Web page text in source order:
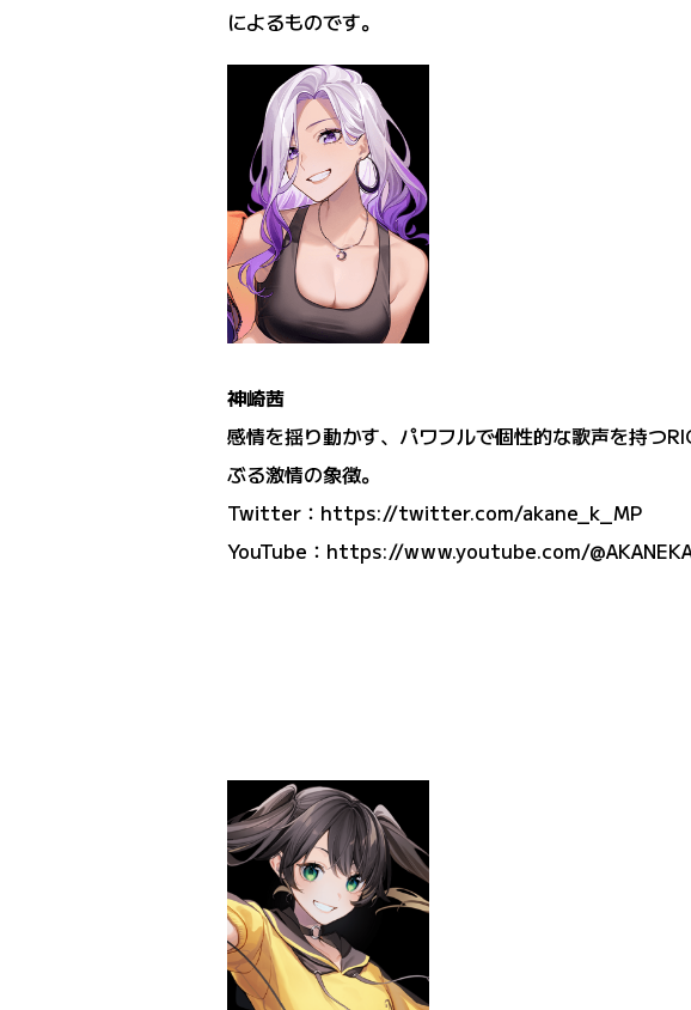
によるものです。
神崎茜
感情を揺り動かす、パワフルで個性的な歌声を持つ
ぶる激情の象徴。
Twitter： https://twitter.com/akane_k_MP
YouTube： https://www.youtube.com/